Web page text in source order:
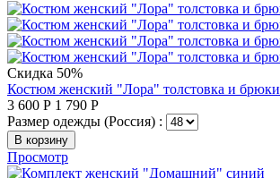
Скидка 50%
Костюм женский "Лора" толстовка и брюки
3 600 Р 1 790 Р
Размер одежды (Россия) :
В корзину
Просмотр